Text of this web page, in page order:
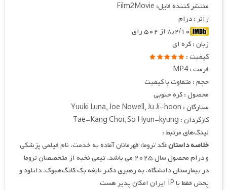
منتشر کننده فایل: Film2Movie
ژانر : درام
۸٫۲/۱۰ از ۵۰۲ رای
زبان : کره ای
کیفیت :
فرمت : MP4
حجم : متفاوت با کیفیت
محصول : کره جنوبی
ستارگان : Yuuki Luna, Joe Nowell, Ju Ji-hoon
کارگردان : Tae-Kang Choi, So Hyun-kyung
لینک‌های مرتبط :
خلاصه داستان :کد تروما: قهرمانان آماده به خدمت، نام فیلمی پزشکی
و درام محصول سال ۲۰۲۵ می باشد. تیمی نخبه از متخصصان تروما
در بیمارستان دانشگاه، به رهبری دکتر نابغه بک کانگ‌هیوک. دانلود و
پخش فقط با IP ایران امکان پذیر هست